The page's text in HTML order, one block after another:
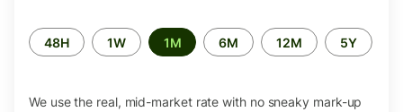
Time
period
48H 1W 1M 6M 12M 5Y
We use the real, mid-market rate with no sneaky mark-up